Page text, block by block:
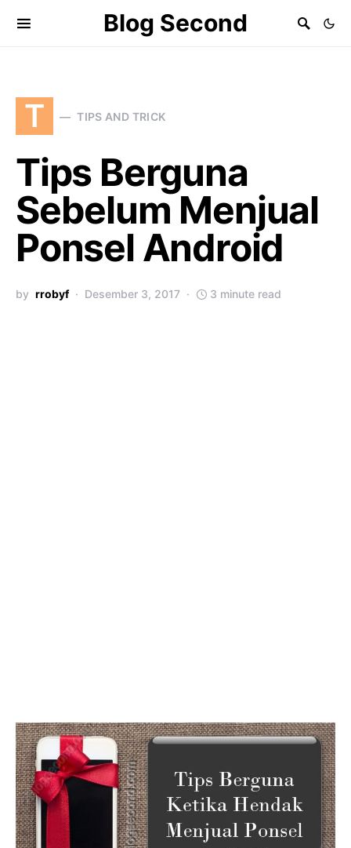
Blog Second
T TIPS AND TRICK
Tips Berguna
Sebelum Menjual
Ponsel Android
by rrobyf Desember 3, 2017 3 minute read